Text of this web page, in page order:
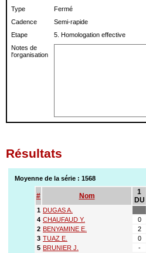
Type
Fermé
Cadence
Semi-rapide
Etape
5. Homologation effective
Notes de
l'organisation
Résultats
Moyenne de la série : 1568
# Nom
1
DU
1 DUGAS A.
4 CHAUFAUD Y. 0
2 BENYAMINE E. 2
3 TUAZ E. 0
5 BRUNIER J. -